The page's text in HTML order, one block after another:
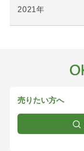
2021年
売りたい方へ